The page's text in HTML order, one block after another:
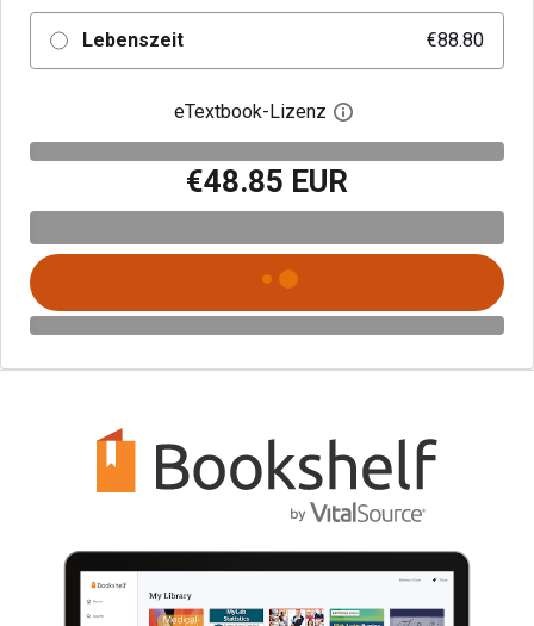
Lebenszeit €88.80
eTextbook-Lizenz Digitalen
€48.85 EUR